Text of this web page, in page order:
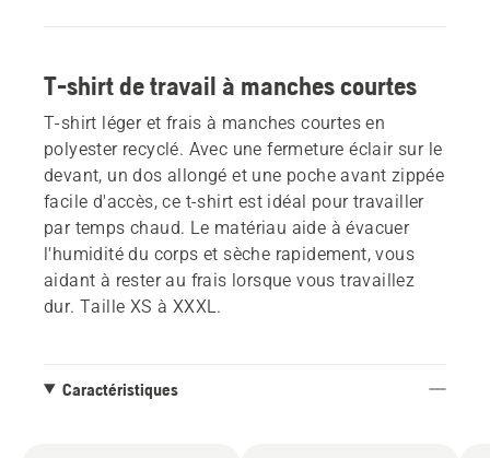
T-shirt de travail à manches courtes
T-shirt léger et frais à manches courtes en
polyester recyclé. Avec une fermeture éclair sur le
devant, un dos allongé et une poche avant zippée
facile d'accès, ce t-shirt est idéal pour travailler
par temps chaud. Le matériau aide à évacuer
l'humidité du corps et sèche rapidement, vous
aidant à rester au frais lorsque vous travaillez
dur. Taille XS à XXXL.
Caractéristiques